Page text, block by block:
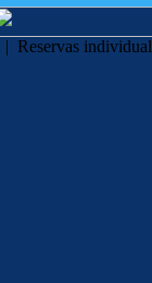
Reservas